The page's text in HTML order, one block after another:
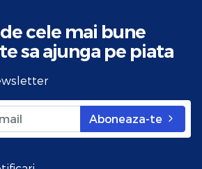
cele mai bune
sa ajunga pe piata
Aboneaza-te